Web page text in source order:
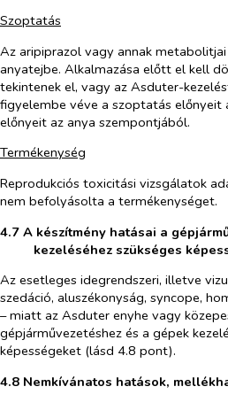
Szoptatás
Az aripiprazol vagy annak
anyatejbe. Alkalmazása előtt el kell
tekintenek el, vagy az Asduter-
figyelembe véve a szoptatás előnyeit
előnyeit az anya szempontjából.
Termékenység
Reprodukciós toxicitási vizsgálatok
nem befolyásolta a termékenységet.
4.7 A készítmény hatásai a
kezeléséhez szükséges
Az esetleges idegrendszeri, illetve
szedáció, aluszékonyság, syncope,
– miatt az Asduter enyhe vagy
gépjárművezetéshez és a gépek
képességeket (lásd 4.8 pont).
4.8 Nemkívánatos hatások,